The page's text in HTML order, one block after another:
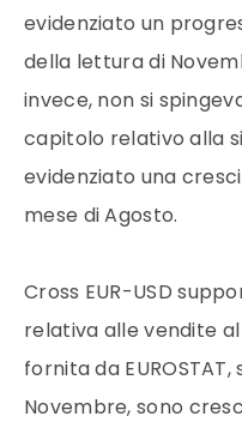
evidenziato un
della lettura di
invece, non si
capitolo relativo alla
evidenziato una
mese di Agosto.
Cross EUR-USD
relativa alle vendite
fornita da
Novembre, sono